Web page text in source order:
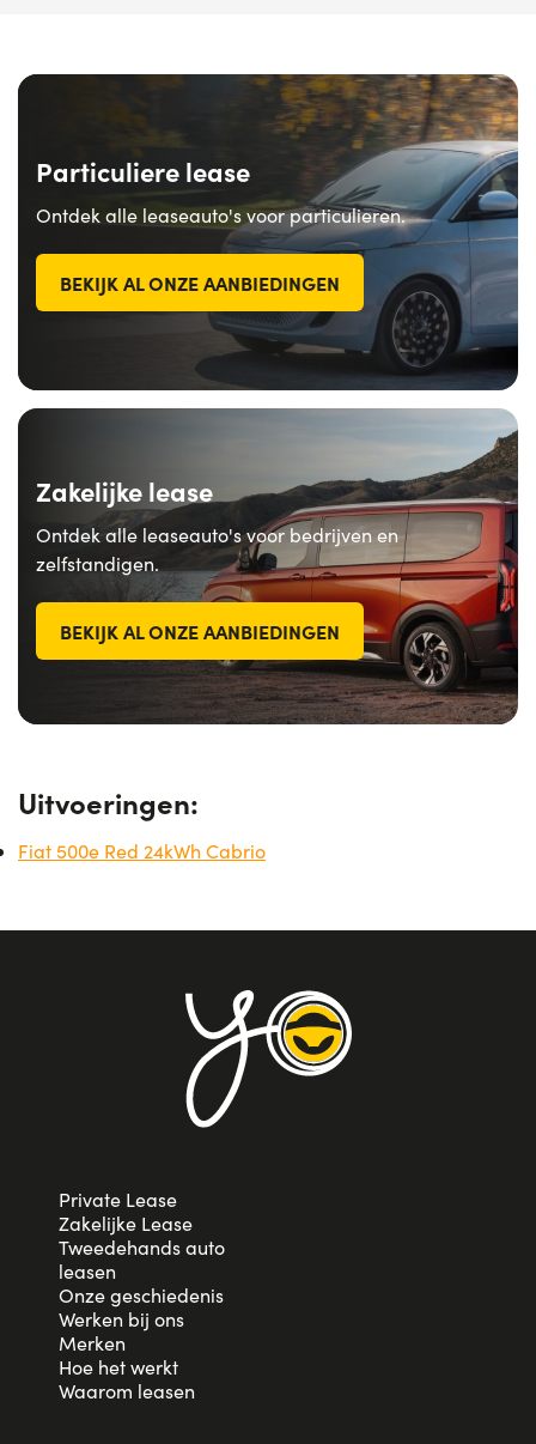
Particuliere lease
Ontdek alle leaseauto's voor particulieren.
BEKIJK AL ONZE AANBIEDINGEN
Zakelijke lease
Ontdek alle leaseauto's voor bedrijven en
zelfstandigen.
BEKIJK AL ONZE AANBIEDINGEN
Uitvoeringen:
Fiat 500e Red 24kWh Cabrio
Private Lease
Zakelijke Lease
Tweedehands auto
leasen
Onze geschiedenis
Werken bij ons
Merken
Hoe het werkt
Waarom leasen